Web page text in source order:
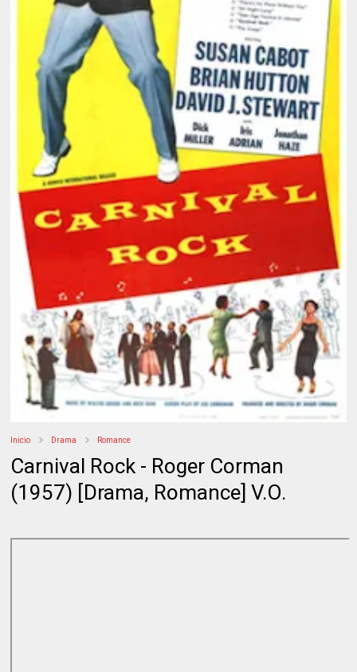
Inicio Drama Romance
Carnival Rock - Roger Corman
(1957) [Drama, Romance] V.O.